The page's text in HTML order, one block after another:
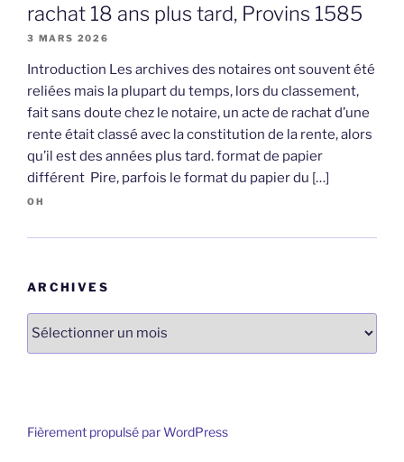
rachat 18 ans plus tard, Provins 1585
3 MARS 2026
Introduction Les archives des notaires ont souvent été
reliées mais la plupart du temps, lors du classement,
fait sans doute chez le notaire, un acte de rachat d’une
rente était classé avec la constitution de la rente, alors
qu’il est des années plus tard. format de papier
différent Pire, parfois le format du papier du […]
OH
ARCHIVES
Archives
Fièrement propulsé par WordPress